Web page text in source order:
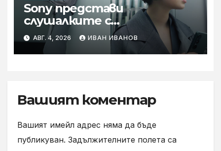
Sony представи
слушалките с
шумопотискане WH-
1000XM6 в нов цвят „Olive
Gray“
АВГ. 4, 2026 ИВАН ИВАНОВ
Вашият коментар
Вашият имейл адрес няма да бъде
публикуван. Задължителните полета са